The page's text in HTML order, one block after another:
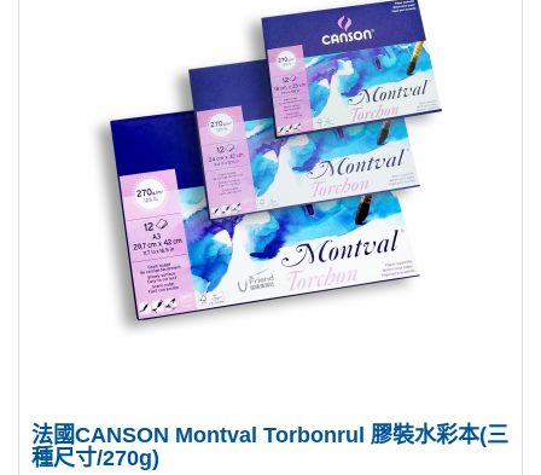
法國CANSON Montval Torbonrul 膠裝水彩本(三
種尺寸/270g)